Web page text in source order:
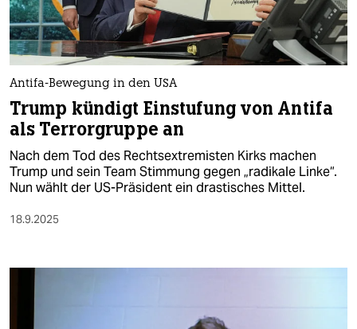
Antifa-Bewegung in den USA
Trump kündigt Einstufung von Antifa
als Terrorgruppe an
Nach dem Tod des Rechtsextremisten Kirks machen
Trump und sein Team Stimmung gegen „radikale Linke“.
Nun wählt der US-Präsident ein drastisches Mittel.
18.9.2025